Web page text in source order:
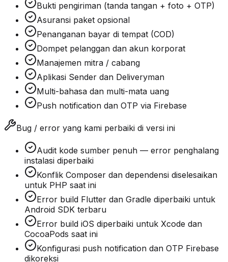
Bukti pengiriman (tanda tangan + foto + OTP)
Asuransi paket opsional
Penanganan bayar di tempat (COD)
Dompet pelanggan dan akun korporat
Manajemen mitra / cabang
Aplikasi Sender dan Deliveryman
Multi-bahasa dan multi-mata uang
Push notification dan OTP via Firebase
Bug / error yang kami perbaiki di versi ini
Audit kode sumber penuh — error penghalang
instalasi diperbaiki
Konflik Composer dan dependensi diselesaikan
untuk PHP saat ini
Error build Flutter dan Gradle diperbaiki untuk
Android SDK terbaru
Error build iOS diperbaiki untuk Xcode dan
CocoaPods saat ini
Konfigurasi push notification dan OTP Firebase
dikoreksi